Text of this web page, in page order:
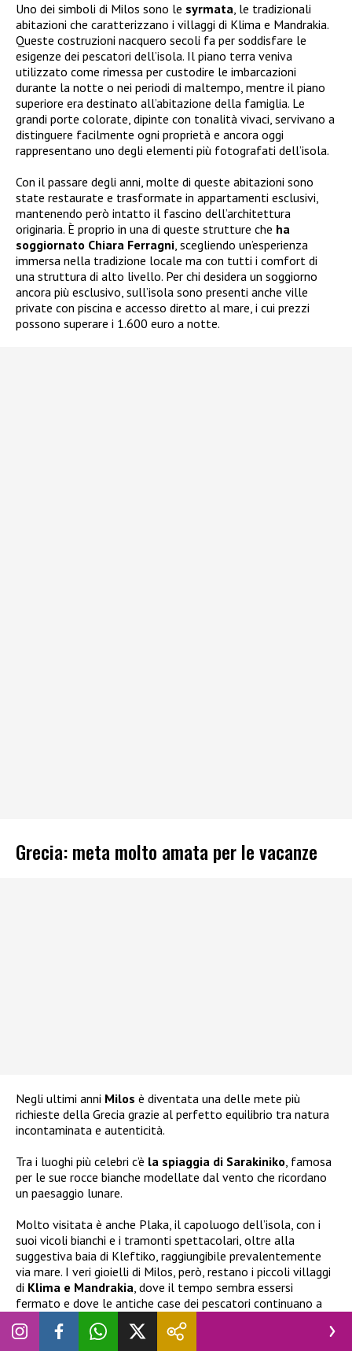
Uno dei simboli di Milos sono le syrmata, le tradizionali
abitazioni che caratterizzano i villaggi di Klima e Mandrakia.
Queste costruzioni nacquero secoli fa per soddisfare le
esigenze dei pescatori dell’isola. Il piano terra veniva
utilizzato come rimessa per custodire le imbarcazioni
durante la notte o nei periodi di maltempo, mentre il piano
superiore era destinato all’abitazione della famiglia. Le
grandi porte colorate, dipinte con tonalità vivaci, servivano a
distinguere facilmente ogni proprietà e ancora oggi
rappresentano uno degli elementi più fotografati dell’isola.
Con il passare degli anni, molte di queste abitazioni sono
state restaurate e trasformate in appartamenti esclusivi,
mantenendo però intatto il fascino dell’architettura
originaria. È proprio in una di queste strutture che ha
soggiornato Chiara Ferragni, scegliendo un’esperienza
immersa nella tradizione locale ma con tutti i comfort di
una struttura di alto livello. Per chi desidera un soggiorno
ancora più esclusivo, sull’isola sono presenti anche ville
private con piscina e accesso diretto al mare, i cui prezzi
possono superare i 1.600 euro a notte.
Grecia: meta molto amata per le vacanze
Negli ultimi anni Milos è diventata una delle mete più
richieste della Grecia grazie al perfetto equilibrio tra natura
incontaminata e autenticità.
Tra i luoghi più celebri c’è la spiaggia di Sarakiniko , famosa
per le sue rocce bianche modellate dal vento che ricordano
un paesaggio lunare.
Molto visitata è anche Plaka, il capoluogo dell’isola, con i
suoi vicoli bianchi e i tramonti spettacolari, oltre alla
suggestiva baia di Kleftiko, raggiungibile prevalentemente
via mare. I veri gioielli di Milos, però, restano i piccoli villaggi
di Klima e Mandrakia , dove il tempo sembra essersi
fermato e dove le antiche case dei pescatori continuano a
raccontare la lunga storia dell’isola.